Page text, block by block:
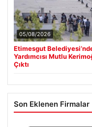
05/08/2026
Etimesgut
Yardımcısı Mutlu
Çıktı
Son Eklenen Firmalar